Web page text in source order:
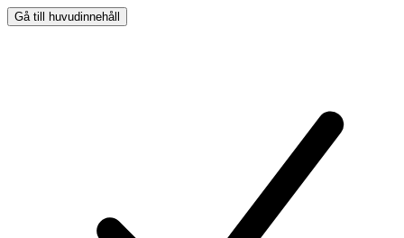
Gå till huvudinnehåll